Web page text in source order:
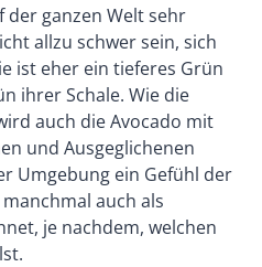
der ganzen Welt sehr
allzu schwer sein, sich
ist eher ein tieferes Grün
ihrer Schale. Wie die
auch die Avocado mit
und Ausgeglichenen
Umgebung ein Gefühl der
auch als
je nachdem, welchen